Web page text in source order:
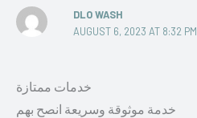
DLO WASH
AUGUST 6, 2023 AT 8:32 PM
خدمات ممتازة
خدمة موثوقة وسريعة انصح بهم